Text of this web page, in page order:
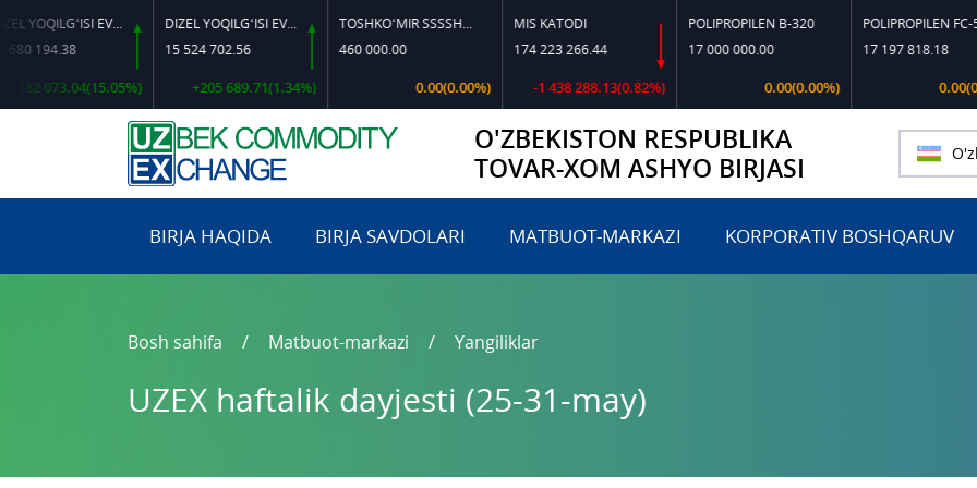
DIZEL YOQILG‘ISI EVRO L-K-4
DIZEL YOQILG‘ISI EVRO-L II K-4 SSDF
15 524 702.56
+205 689.71(1.34%)
TOSHKO‘MIR SSSSH-13
460 000.00
0.00(0.00%)
MIS KATODI
174 223 266.44
-1 438 288.13(0.82%)
POLIPROPILEN B-320
17 000 000.00
0.00(0.00%)
POLIPROPILEN FC-550
17 197 818.18
0.00(0.00%)
O'ZBEKISTON RESPUBLIKA
TOVAR-XOM ASHYO BIRJASI
BIRJA HAQIDA BIRJA SAVDOLARI MATBUOT-MARKAZI KORPORATIV BOSHQARUV
Bosh sahifa Matbuot-markazi Yangiliklar
UZEX haftalik dayjesti (25-31-may)